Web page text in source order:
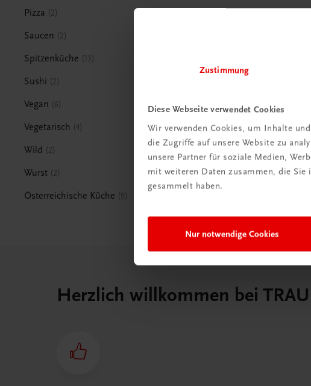
Zustimmung
Diese Webseite verwendet Cookies
Wir verwenden Cookies, um Inhalte
die Zugriffe auf unsere Website zu
unsere Partner für soziale Medien,
mit weiteren Daten zusammen, die
gesammelt haben.
Nur notwendige Cookies
Pizza 2
Saucen 2
Spitzenküche 13
Sushi 2
Vegan 6
Vegetarisch 4
Wild 2
Wurst 2
Österreichische Küche 9
Herzlich willkommen bei